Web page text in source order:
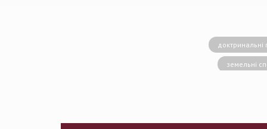
доктринальні
земельні